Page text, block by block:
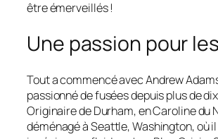
être émerveillés !
Une passion pour
Tout a commencé avec Andrew
passionné de fusées depuis plus de
Originaire de Durham, en Caroline du
déménagé à Seattle, Washington, où